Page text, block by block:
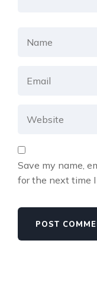
Save my name,
for the next time